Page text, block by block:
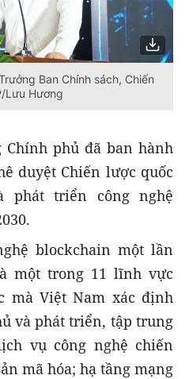
Ban Chính sách, Chiến
Lưu Hương
Chính phủ đã ban hành
duyệt Chiến lược quốc
phát triển công nghệ
blockchain một lần
một trong 11 lĩnh vực
mà Việt Nam xác định
và phát triển, tập trung
vụ công nghệ chiến
mã hóa; hạ tầng mạng